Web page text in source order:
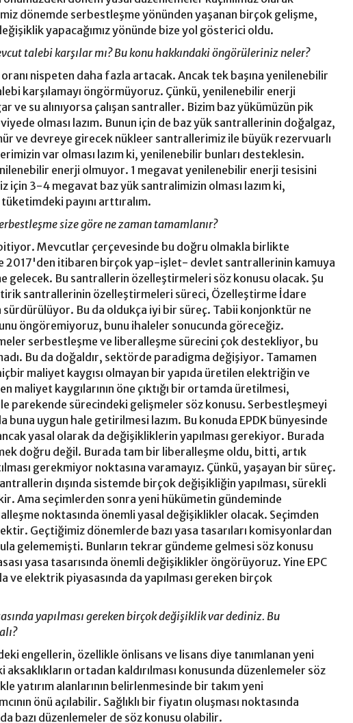
dönemde serbestleşme yönünden yaşanan birçok gelişme,
yapacağımız yönünde bize yol gösterici oldu.
talebi karşılar mı? Bu konu hakkındaki öngörüleriniz neler?
nispeten daha fazla artacak. Ancak tek başına yenilenebilir
karşılamayı öngörmüyoruz. Çünkü, yenilenebilir enerji
ve su alınıyorsa çalışan santraller. Bizim baz yükümüzün pik
olması lazım. Bunun için de baz yük santrallerinin doğalgaz,
ve devreye girecek nükleer santrallerimiz ile büyük rezervuarlı
var olması lazım ki, yenilenebilir bunları desteklesin.
enerji olmuyor. 1 megavat yenilenebilir enerji tesisini
için 3-4 megavat baz yük santralimizin olması lazım ki,
payını arttıralım.
size göre ne zaman tamamlanır?
Mevcutlar çerçevesinde bu doğru olmakla birlikte
2017'den itibaren birçok yap-işlet- devlet santrallerinin kamuya
gelecek. Bu santrallerin özelleştirmeleri söz konusu olacak. Şu
santrallerinin özelleştirmeleri süreci, Özelleştirme İdare
sürdürülüyor. Bu da oldukça iyi bir süreç. Tabii konjonktür ne
öngöremiyoruz, bunu ihaleler sonucunda göreceğiz.
serbestleşme ve liberalleşme sürecini çok destekliyor, bu
Bu da doğaldır, sektörde paradigma değişiyor. Tamamen
maliyet kaygısı olmayan bir yapıda üretilen elektriğin ve
maliyet kaygılarının öne çıktığı bir ortamda üretilmesi,
ile parekende sürecindeki gelişmeler söz konusu. Serbestleşmeyi
buna uygun hale getirilmesi lazım. Bu konuda EPDK bünyesinde
yasal olarak da değişikliklerin yapılması gerekiyor. Burada
doğru değil. Burada tam bir liberalleşme oldu, bitti, artık
gerekmiyor noktasına varamayız. Çünkü, yaşayan bir süreç.
dışında sistemde birçok değişikliğin yapılması, sürekli
Ama seçimlerden sonra yeni hükümetin gündeminde
noktasında önemli yasal değişiklikler olacak. Seçimden
Geçtiğimiz dönemlerde bazı yasa tasarıları komisyonlardan
gelememişti. Bunların tekrar gündeme gelmesi söz konusu
yasa tasarısında önemli değişiklikler öngörüyoruz. Yine EPC
ve elektrik piyasasında da yapılması gereken birçok
yapılması gereken birçok değişiklik var dediniz. Bu
engellerin, özellikle önlisans ve lisans diye tanımlanan yeni
aksaklıkların ortadan kaldırılması konusunda düzenlemeler söz
yatırım alanlarının belirlenmesinde bir takım yeni
önü açılabilir. Sağlıklı bir fiyatın oluşması noktasında
bazı düzenlemeler de söz konusu olabilir.